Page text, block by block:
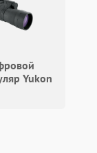
Подробнее →
Yukon